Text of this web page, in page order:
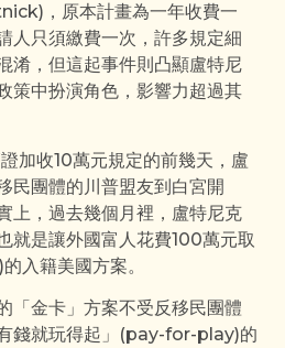
，原本計畫為一年收費一
人只須繳費一次，許多規定細
淆，但這起事件則凸顯盧特尼
策中扮演角色，影響力超過其
加收10萬元規定的前幾天，盧
民團體的川普盟友到白宮開
上，過去幾個月裡，盧特尼克
就是讓外國富人花費100萬元取
入籍美國方案。
「金卡」方案不受反移民團體
錢就玩得起」(pay-for-play)的